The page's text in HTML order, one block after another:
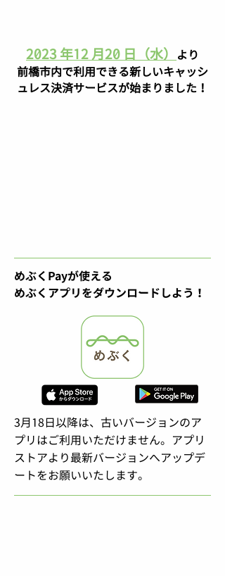
2023 年12 月20 日（水）
より
前橋市内で利用できる新しいキャッシ
ュレス決済サービスが始まりました！
めぶくPayが使える
めぶくアプリをダウンロードしよう！
3月18日以降は、古いバージョンのア
プリはご利用いただけません。アプリ
ストアより最新バージョンへアップデ
ートをお願いいたします。